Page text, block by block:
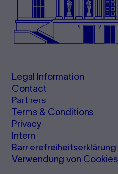
Legal Information
Contact
Partners
Terms & Conditions
Privacy
Intern
Barrierefreiheitserklärung
Verwendung von Cookies